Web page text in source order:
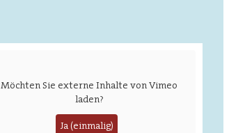
Möchten Sie externe Inhalte vonVimeo
laden?
Ja (einmalig)